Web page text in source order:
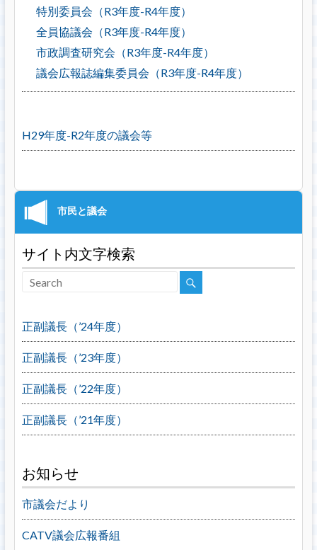
特別委員会（R3年度-R4年度）
全員協議会（R3年度-R4年度）
市政調査研究会（R3年度-R4年度）
議会広報誌編集委員会（R3年度-R4年度）
H29年度-R2年度の議会等
サイト内文字検索
正副議長（’24年度）
正副議長（’23年度）
正副議長（’22年度）
正副議長（’21年度）
お知らせ
市議会だより
CATV議会広報番組